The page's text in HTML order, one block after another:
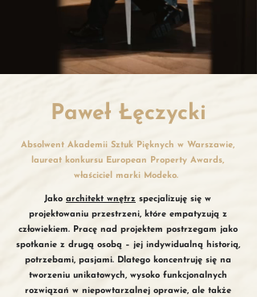
Paweł Łęczycki
​Absolwent Akademii Sztuk Pięknych w Warszawie,
laureat konkursu European Property Awards,
właściciel marki Modeko.
Jako architekt wnętrz specjalizuję się w
projektowaniu przestrzeni, które empatyzują z
człowiekiem. Pracę nad projektem postrzegam jako
spotkanie z drugą osobą – jej indywidualną historią,
potrzebami, pasjami. Dlatego koncentruję się na
tworzeniu unikatowych, wysoko funkcjonalnych
rozwiązań w niepowtarzalnej oprawie, ale także